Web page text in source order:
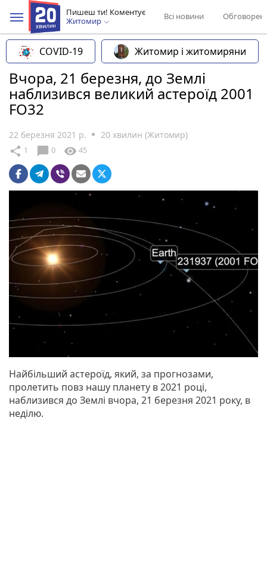
Пишеш ти! Коментує
Житомир
Всі новини
COVID-19 Житомир і житомиряни
Вчора, 21 березня, до Землі
наблизився великий астероїд 2001
FO32
22 березня 2021 р. 20 хвилин (Житомир)
share 1 chat_bubble 0 visibility 45
Найбільший астероїд, який, за прогнозами,
пролетить повз нашу планету в 2021 році,
наблизився до Землі вчора, 21 березня 2021 року, в
неділю.